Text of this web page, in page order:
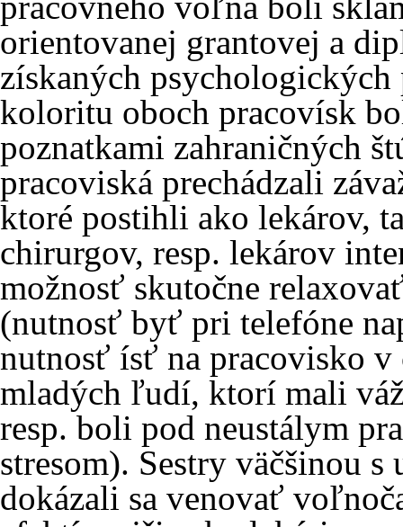
orientovanej grantovej a
získaných
koloritu oboch pracovísk
poznatkami zahraničných
pracoviská prechádzali
ktoré postihli ako lekárov,
chirurgov, resp. lekárov
možnosť skutočne
(nutnosť byť pri telefóne
nutnosť ísť na pracovisko v
mladých ľudí, ktorí mali
resp. boli pod neustálym
stresom). Sestry väčšinou
dokázali sa venovať